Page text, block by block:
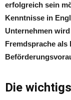
erfolgreich sein
Kenntnisse in
Unternehmen
Fremdsprache
Die